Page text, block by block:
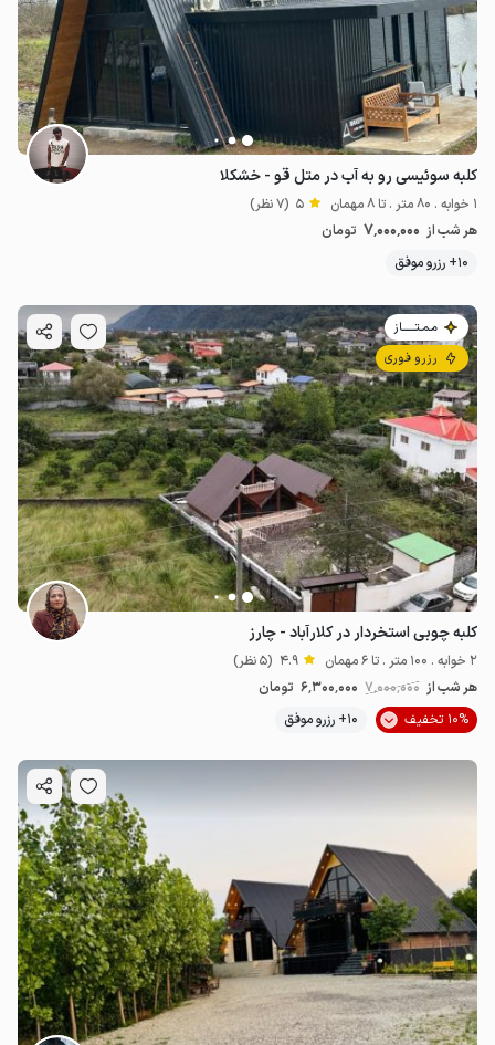
9.45میلیون ت 5
کلبه سوئیسی رو به آب در متل قو - خشکلا
1 خوابه . 80 متر . تا 8 مهمان 5 (7 نظر)
هر شب از 7٬000٬000 تومان
10+ رزرو موفق
مـمـتــــــاز
رزرو فوری
کلبه چوبی استخردار در کلارآباد - چارز
2 خوابه . 100 متر . تا 6 مهمان 4.9 (5 نظر)
هر شب از 7٬000٬000 6٬300٬000 تومان
10% تخفیف
10+ رزرو موفق